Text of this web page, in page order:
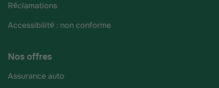
Réclamations
Accessibilité : non conforme
Nos offres
Assurance auto